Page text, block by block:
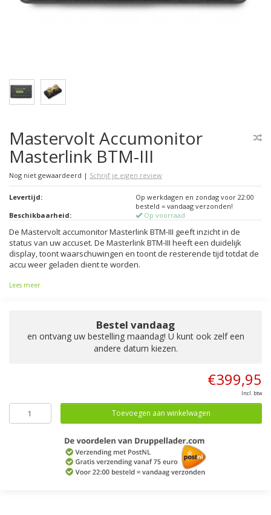
Mastervolt Accumonitor
Masterlink BTM-III
Nog niet gewaardeerd | Schrijf je eigen review
Levertijd:
Op werkdagen en zondag voor 22:00
besteld = vandaag verzonden!
Beschikbaarheid:
Op voorraad
De Mastervolt accumonitor Masterlink BTM-III geeft inzicht in de
status van uw accuset. De Masterlink BTM-III heeft een duidelijk
display, toont waarschuwingen en toont de resterende tijd totdat de
accu weer geladen dient te worden.
Lees meer
Bestel vandaag
en ontvang uw bestelling maandag! U kunt ook zelf een
andere datum kiezen.
€399,95
Incl. btw
Toevoegen aan winkelwagen